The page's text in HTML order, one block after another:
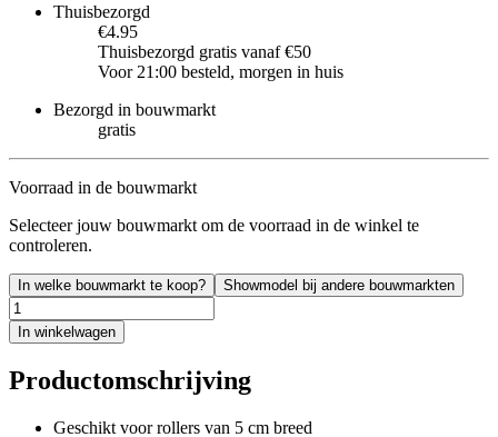
Thuisbezorgd
€4.95
Thuisbezorgd gratis vanaf €50
Voor 21:00 besteld, morgen in huis
Bezorgd in bouwmarkt
gratis
Voorraad in de bouwmarkt
Selecteer jouw bouwmarkt om de voorraad in de winkel te
controleren.
In welke bouwmarkt te koop? Showmodel bij andere bouwmarkten
In winkelwagen
Productomschrijving
Geschikt voor rollers van 5 cm breed